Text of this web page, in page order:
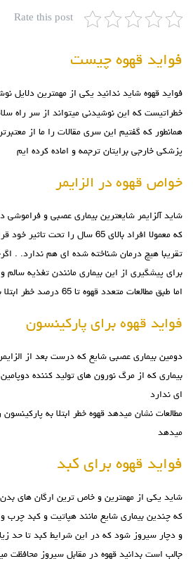
Rate this post
فواید قهوه چیست
فواید قهوه شاید ندانید یکی از مهمترین دلایل
خطراتیست که این نوشیدنی میتواند از سر راه
همانطور که گفتیم این سری مقالات را ما از
پزشکی خارجی برایتان ترجمه و اماده کرده ایم
خواص قهوه در الزایمر
شاید آلزایمر شایعترین بیماری عصبی و فراموشی
که معمولا افراد بالای 65 سال را تحت تاثیر خود قرار میدهد و
تقریبا هیچ درمان شناخته شده ای هم ندارد. .
برای پیشگیری از این بیماری مانندن تغذیه
اما طبق مطالعات متعدد قهوه تا 65 درصد خطر ابتلا به الزایمر را کاهش میدهد
فواید قهوه برای پارکینسون
دومین بیماری عصبی شایع که درست بعد از
بیماری که از مرگ نورون های تولید کننده
ای ندارد
میدهد
فواید قهوه برای کبد
شاید یکی از مهمترین و خاص ترین ارگان های
که چندین بیماری شایع مانند هپاتیت و کبد چرب
و دچار سیروز شود که در این شرایط کبد تا حد
جالب است بدانید قهوه در مقابل سیروز محافظت